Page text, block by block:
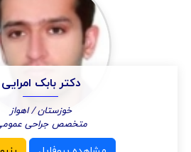
دکتر بابک امرایی
خوزستان / اهواز
متخصص جراحی